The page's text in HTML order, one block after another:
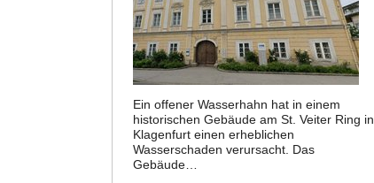
Ein offener Wasserhahn hat in einem
historischen Gebäude am St. Veiter Ring in
Klagenfurt einen erheblichen
Wasserschaden verursacht. Das
Gebäude…